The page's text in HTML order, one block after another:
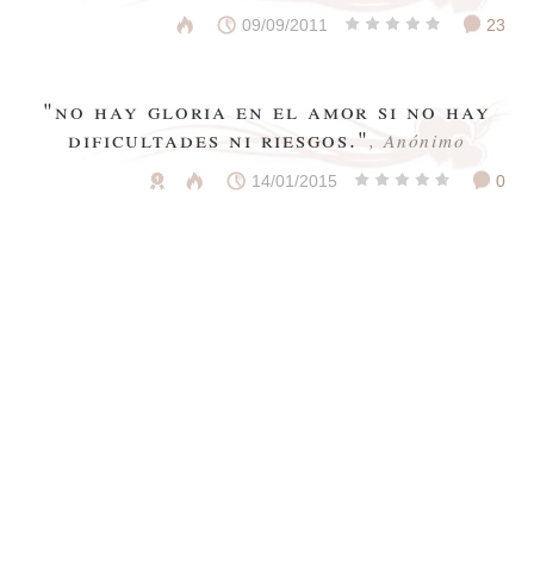
09/09/2011 23
"no hay gloria en el amor si no hay
dificultades ni riesgos.", Anónimo
14/01/2015 0